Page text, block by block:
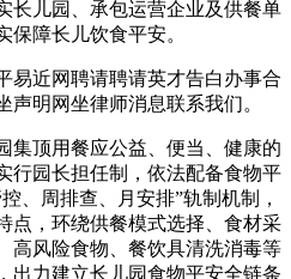
长儿园、承包运营企业及供餐单
保障长儿饮食平安。
近网聘请聘请英才告白办事合
明网坐律师消息联系我们。
顶用餐应公益、便当、健康的
行园长担任制，依法配备食物平
、周排查、月安排”轨制机制，
点，环绕供餐模式选择、食材采
高风险食物、餐饮具清洗消毒等
出力建立长儿园食物平安全链条